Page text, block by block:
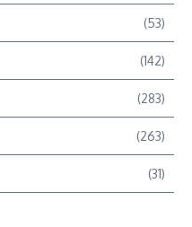
(53)
(142)
(283)
(263)
(31)